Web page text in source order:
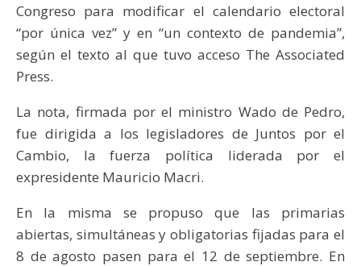
Congreso para modificar el calendario electoral
“por única vez” y en “un contexto de pandemia”,
según el texto al que tuvo acceso The Associated
Press.
La nota, firmada por el ministro Wado de Pedro,
fue dirigida a los legisladores de Juntos por el
Cambio, la fuerza política liderada por el
expresidente Mauricio Macri.
En la misma se propuso que las primarias
abiertas, simultáneas y obligatorias fijadas para el
8 de agosto pasen para el 12 de septiembre. En